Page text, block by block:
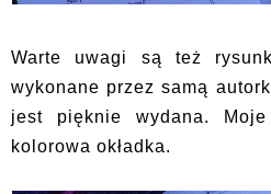
Warte uwagi są też
wykonane przez samą
jest pięknie wydana.
kolorowa okładka.